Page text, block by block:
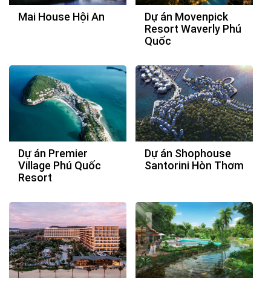
Mai House Hội An
Dự án Movenpick
Resort Waverly Phú
Quốc
Dự án Premier
Village Phú Quốc
Resort
Dự án Shophouse
Santorini Hòn Thơm